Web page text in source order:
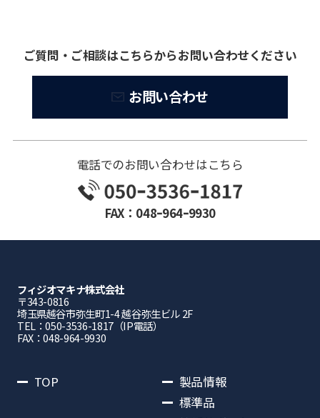
ご質問・ご相談はこちらからお問い合わせください
お問い合わせ
電話でのお問い合わせはこちら
FAX：048ｰ964ｰ9930
フィジオマキナ株式会社
〒343-0816
埼⽟県越⾕市弥⽣町1-4 越⾕弥⽣ビル 2F
TEL：050-3536-1817（IP電話）
FAX：048-964-9930
TOP
製品情報
標準品